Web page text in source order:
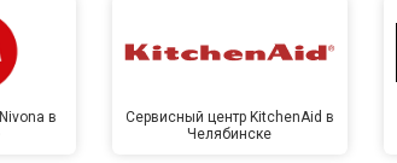
в
Сервисный центр KitchenAid в
Челябинске